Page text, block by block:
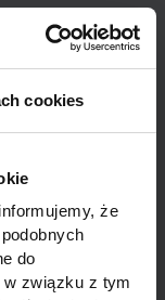
cookies
że
do
w związku z tym
pobrać